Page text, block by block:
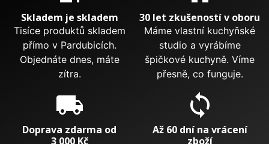
Skladem je skladem
Tisíce produktů skladem
přímo v Pardubicích.
Objednáte dnes, máte
zítra.
30 let zkušeností v oboru
Máme vlastní kuchyňské
studio a vyrábíme
špičkové kuchyně. Víme
přesně, co funguje.
local_shipping
Doprava zdarma od
3 000 Kč
sync
Až 60 dní na vrácení
zboží